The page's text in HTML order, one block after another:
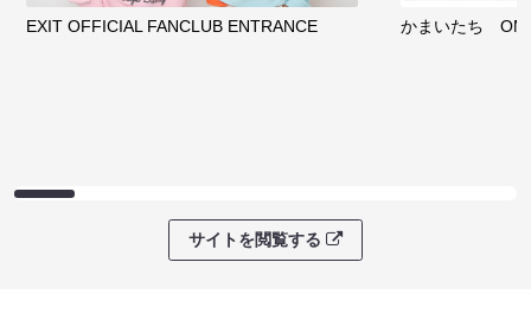
EXIT OFFICIAL FANCLUB ENTRANCE かまいたち
サイトを閲覧する